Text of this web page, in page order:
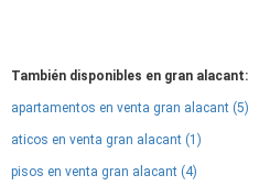
También disponibles en gran alacant:
apartamentos en venta gran alacant (5)
aticos en venta gran alacant (1)
pisos en venta gran alacant (4)